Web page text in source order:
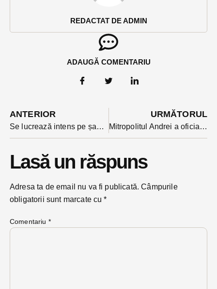
REDACTAT DE ADMIN
ADAUGĂ COMENTARIU
ANTERIOR
Se lucrează intens pe șantierele de străzi ale Becleanului. Colaj de poze cu stadiul lucrărilor
URMĂTORUL
Mitropolitul Andrei a oficiat marți o liturghie la Penitenciarul Bistrița pentru deținuți și personalul instituției. Slujba a fost ținută în ajunul sărbătorii protectorilor Penitenciarelor, Sf. Apostoli Petru și Pavel
Lasă un răspuns
Adresa ta de email nu va fi publicată. Câmpurile
obligatorii sunt marcate cu*
Comentariu *